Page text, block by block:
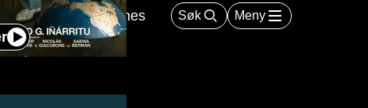
KinoBarnas Hjertnes Søk Meny